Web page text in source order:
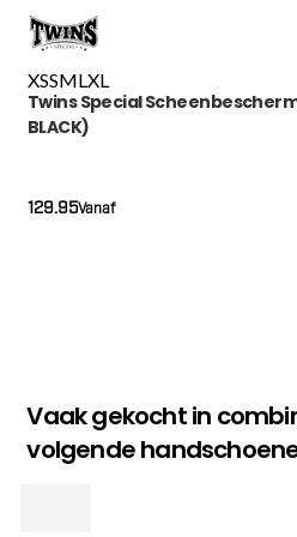
XSSML XL
Twins Special
BLACK)
Vanaf
129.95
Vaak gekocht in
volgende